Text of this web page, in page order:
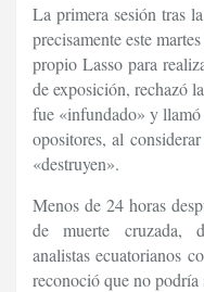
La primera sesión tras
precisamente este
propio Lasso para
de exposición, rechazó
fue «infundado» y
opositores, al
«destruyen».
Menos de 24 horas
de muerte cruzada,
analistas ecuatorianos
reconoció que no podría